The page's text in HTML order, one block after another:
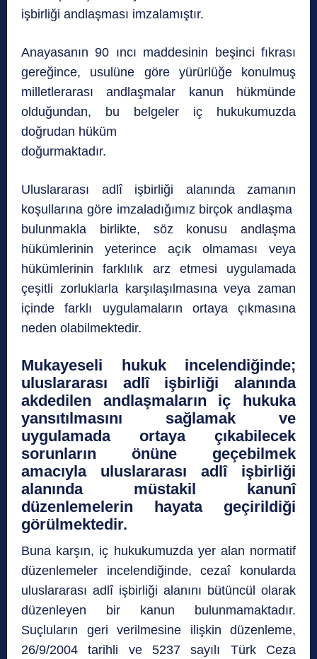
işbirliği andlaşması imzalamıştır.
Anayasanın 90 ıncı maddesinin beşinci fıkrası
gereğince, usulüne göre yürürlüğe konulmuş
milletlerarası andlaşmalar kanun hükmünde
olduğundan, bu belgeler iç hukukumuzda
doğrudan hüküm
doğurmaktadır.
Uluslararası adlî işbirliği alanında zamanın
koşullarına göre imzaladığımız birçok andlaşma
bulunmakla birlikte, söz konusu andlaşma
hükümlerinin yeterince açık olmaması veya
hükümlerinin farklılık arz etmesi uygulamada
çeşitli zorluklarla karşılaşılmasına veya zaman
içinde farklı uygulamaların ortaya çıkmasına
neden olabilmektedir.
Mukayeseli hukuk incelendiğinde;
uluslararası adlî işbirliği alanında
akdedilen andlaşmaların iç hukuka
yansıtılmasını sağlamak ve
uygulamada ortaya çıkabilecek
sorunların önüne geçebilmek
amacıyla uluslararası adlî işbirliği
alanında müstakil kanunî
düzenlemelerin hayata geçirildiği
görülmektedir.
Buna karşın, iç hukukumuzda yer alan normatif
düzenlemeler incelendiğinde, cezaî konularda
uluslararası adlî işbirliği alanını bütüncül olarak
düzenleyen bir kanun bulunmamaktadır.
Suçluların geri verilmesine ilişkin düzenleme,
26/9/2004 tarihli ve 5237 sayılı Türk Ceza